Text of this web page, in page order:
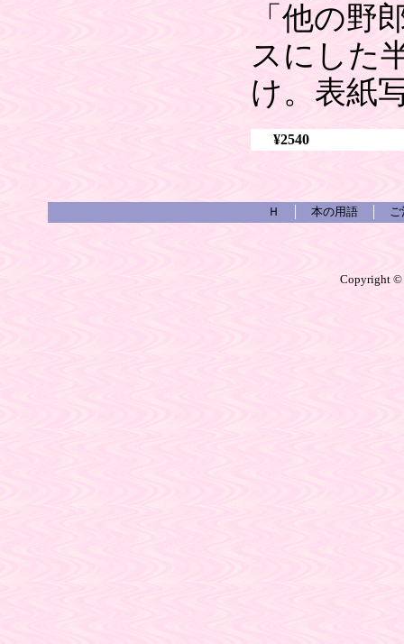
「他の野
スにした
け。表紙
¥2540
Ｈ 本の用語│ ご
Copyright ©